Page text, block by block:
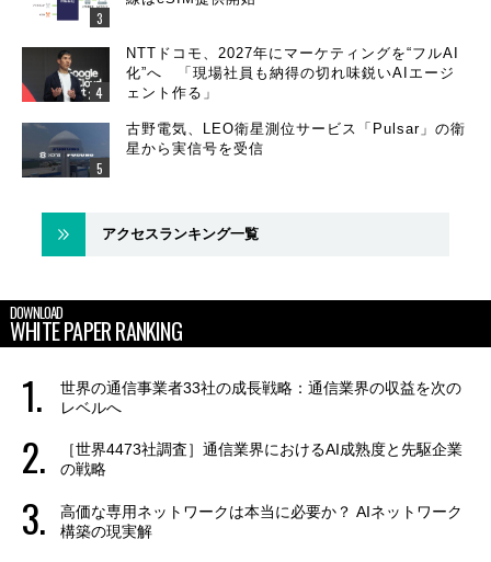
NTTドコモ、2027年にマーケティングを“フルAI
化”へ 「現場社員も納得の切れ味鋭いAIエージ
ェント作る」
古野電気、LEO衛星測位サービス「Pulsar」の衛
星から実信号を受信
アクセスランキング一覧
DOWNLOAD
WHITE PAPER RANKING
世界の通信事業者33社の成長戦略：通信業界の収益を次の
レベルへ
［世界4473社調査］通信業界におけるAI成熟度と先駆企業
の戦略
高価な専用ネットワークは本当に必要か？ AIネットワーク
構築の現実解